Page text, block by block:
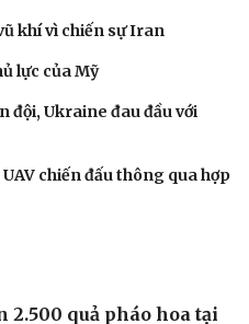
Nhà đẹp
khí vì chiến sự Iran
lực của Mỹ
đội, Ukraine đau đầu với
chiến đấu thông qua hợp